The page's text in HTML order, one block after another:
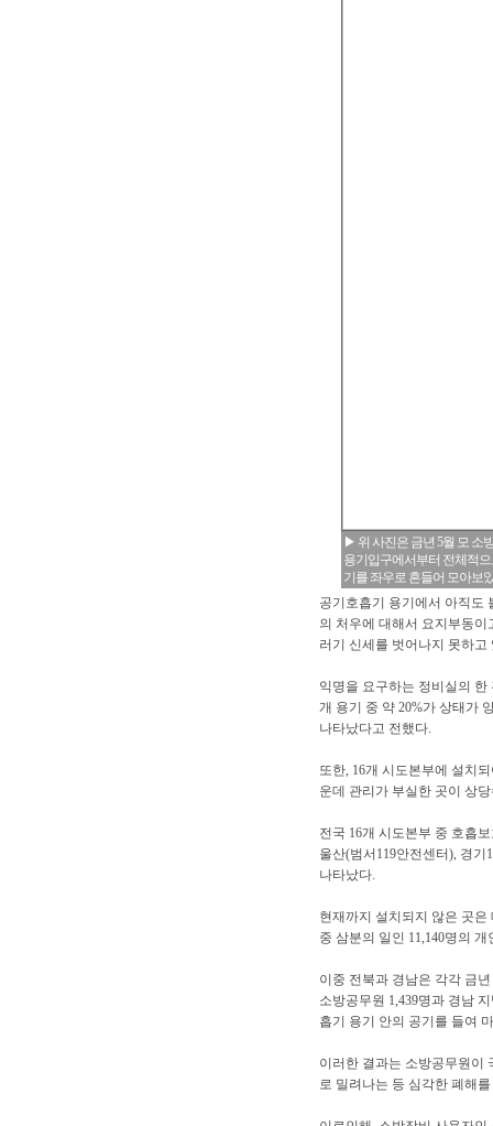
▶ 위 사진은 금년 5월 모 소
용기입구에서부터 전체적
기를 좌우로 흔들어 모아
공기호흡기 용기에서 아직도
의 처우에 대해서 요지부동
러기 신세를 벗어나지 못하고
익명을 요구하는 정비실의 한
개 용기 중 약 20%가 상태가
나타났다고 전했다.
또한, 16개 시도본부에 설치
운데 관리가 부실한 곳이 상
전국 16개 시도본부 중 호흡
울산(범서119안전센터), 경
나타났다.
현재까지 설치되지 않은 곳은
중 삼분의 일인 11,140명의
이중 전북과 경남은 각각 금
소방공무원 1,439명과 경남
흡기 용기 안의 공기를 들여
이러한 결과는 소방공무원이
로 밀려나는 등 심각한 폐해